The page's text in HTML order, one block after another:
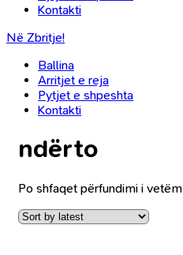
Kontakti
Në Zbritje!
Ballina
Arritjet e reja
Pytjet e shpeshta
Kontakti
ndërto
Po shfaqet përfundimi i vetëm